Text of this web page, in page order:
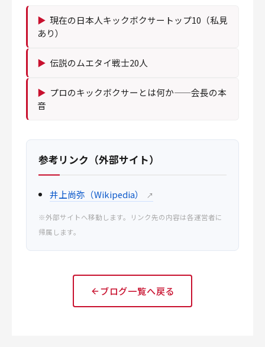
▶ 現在の日本人キックボクサートップ10（私見
あり）
▶ 伝説のムエタイ戦士20人
▶ プロのキックボクサーとは何か——会長の本
音
参考リンク（外部サイト）
井上尚弥（Wikipedia） ↗
※外部サイトへ移動します。リンク先の内容は各運営者に
帰属します。
ブログ一覧へ戻る